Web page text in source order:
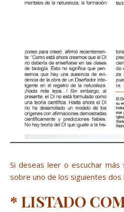
Si deseas leer o escuchar más sobre otros temas pincha
sobre uno de los siguientes dos
* LISTADO